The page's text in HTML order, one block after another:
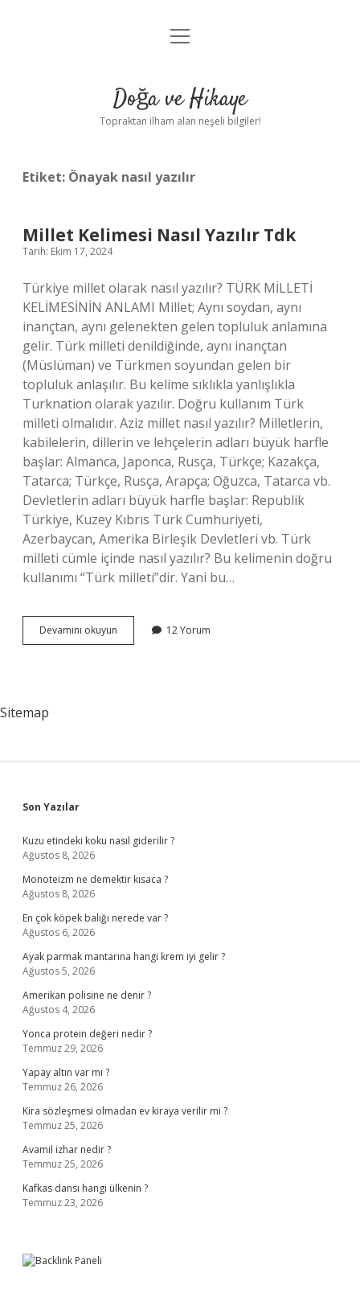
Anasayfa
Yasal Uyarı
menüyü
Doğa ve Hikaye
Topraktan ilham alan neşeli bilgiler!
Etiket: Önayak nasıl yazılır
Millet Kelimesi Nasıl Yazılır Tdk
Tarih: Ekim 17, 2024
Türkiye millet olarak nasıl yazılır? TÜRK MİLLETİ
KELİMESİNİN ANLAMI Millet; Aynı soydan, aynı
inançtan, aynı gelenekten gelen topluluk anlamına
gelir. Türk milleti denildiğinde, aynı inançtan
(Müslüman) ve Türkmen soyundan gelen bir
topluluk anlaşılır. Bu kelime sıklıkla yanlışlıkla
Turknation olarak yazılır. Doğru kullanım Türk
milleti olmalıdır. Aziz millet nasıl yazılır? Milletlerin,
kabilelerin, dillerin ve lehçelerin adları büyük harfle
başlar: Almanca, Japonca, Rusça, Türkçe; Kazakça,
Tatarca; Türkçe, Rusça, Arapça; Oğuzca, Tatarca vb.
Devletlerin adları büyük harfle başlar: Republik
Türkiye, Kuzey Kıbrıs Türk Cumhuriyeti,
Azerbaycan, Amerika Birleşik Devletleri vb. Türk
milleti cümle içinde nasıl yazılır? Bu kelimenin doğru
kullanımı “Türk milleti”dir. Yani bu…
Devamını okuyun
Kelimesi
12 Yorum
Sitemap
Sidebar
Son Yazılar
Kuzu etindeki koku nasıl giderilir ?
Ağustos 8, 2026
Monoteizm ne demektir kısaca ?
Ağustos 8, 2026
En çok köpek balığı nerede var ?
Ağustos 6, 2026
Ayak parmak mantarına hangi krem iyi gelir ?
Ağustos 5, 2026
Amerikan polisine ne denir ?
Ağustos 4, 2026
Yonca protein değeri nedir ?
Temmuz 29, 2026
Yapay altın var mı ?
Temmuz 26, 2026
Kira sözleşmesi olmadan ev kiraya verilir mi ?
Temmuz 25, 2026
Avamil izhar nedir ?
Temmuz 25, 2026
Kafkas dansı hangi ülkenin ?
Temmuz 23, 2026